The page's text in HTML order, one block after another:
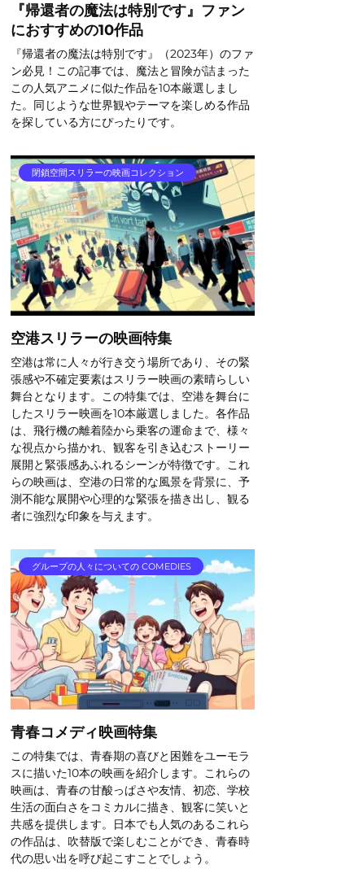
『帰還者の魔法は特別です』ファン
におすすめの10作品
『帰還者の魔法は特別です』（2023年）のファ
ン必見！この記事では、魔法と冒険が詰まった
この人気アニメに似た作品を10本厳選しまし
た。同じような世界観やテーマを楽しめる作品
を探している方にぴったりです。
閉鎖空間スリラーの映画コレクション
空港スリラーの映画特集
空港は常に人々が行き交う場所であり、その緊
張感や不確定要素はスリラー映画の素晴らしい
舞台となります。この特集では、空港を舞台に
したスリラー映画を10本厳選しました。各作品
は、飛行機の離着陸から乗客の運命まで、様々
な視点から描かれ、観客を引き込むストーリー
展開と緊張感あふれるシーンが特徴です。これ
らの映画は、空港の日常的な風景を背景に、予
測不能な展開や心理的な緊張を描き出し、観る
者に強烈な印象を与えます。
グループの人々についての COMEDIES
青春コメディ映画特集
この特集では、青春期の喜びと困難をユーモラ
スに描いた10本の映画を紹介します。これらの
映画は、青春の甘酸っぱさや友情、初恋、学校
生活の面白さをコミカルに描き、観客に笑いと
共感を提供します。日本でも人気のあるこれら
の作品は、吹替版で楽しむことができ、青春時
代の思い出を呼び起こすことでしょう。